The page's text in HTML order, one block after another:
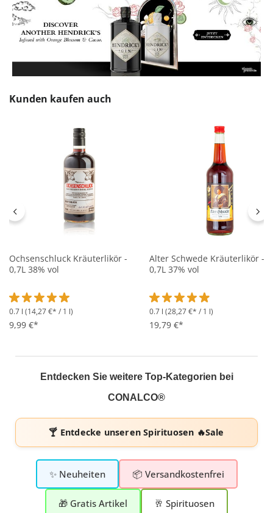
Produktgalerie überspringen
Kunden kaufen auch
Ochsenschluck Kräuterlikör -
0,7L 38% vol
Durchschnittliche Bewertung von 5 von 5 Sternen
0.7 l (14,27 €* / 1 l)
9,99 €*
Alter Schwede Kräuterlikör -
0,7L 37% vol
Durchschnittliche
0.7 l (28,27 €* / 1 l)
19,79 €*
Entdecken Sie weitere Top-Kategorien bei
CONALCO®
🍸 Entdecke unserenSpirituosen 🔥Sale
✨ Neuheiten 📦 Versandkostenfrei
🎁 Gratis Artikel 🥂 Spirituosen